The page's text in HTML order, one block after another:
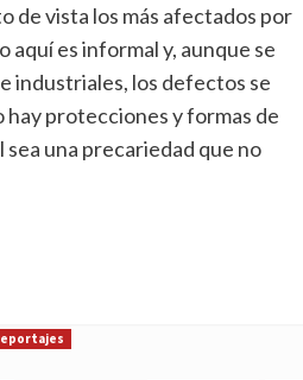
de vista los más afectados por
aquí es informal y, aunque se
industriales, los defectos se
hay protecciones y formas de
una precariedad que no